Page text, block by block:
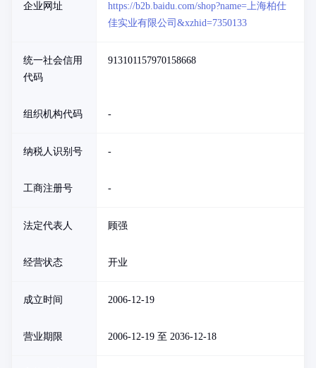
企业网址
https://b2b.baidu.com/shop?name=上海柏仕
佳实业有限公司&xzhid=7350133
统一社会信用
代码
913101157970158668
组织机构代码 -
纳税人识别号 -
工商注册号 -
法定代表人 顾强
经营状态 开业
成立时间 2006-12-19
营业期限 2006-12-19 至 2036-12-18